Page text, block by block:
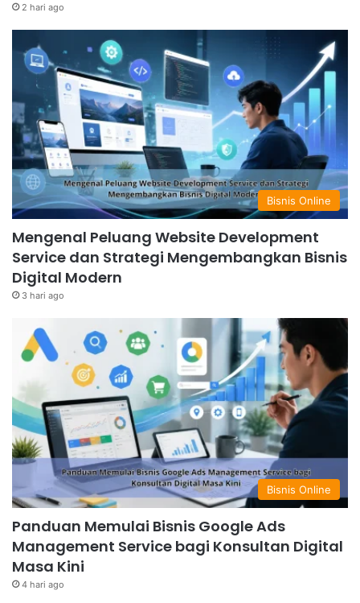
2 hari ago
Bisnis Online
Mengenal Peluang Website Development
Service dan Strategi Mengembangkan Bisnis
Digital Modern
3 hari ago
Bisnis Online
Panduan Memulai Bisnis Google Ads
Management Service bagi Konsultan Digital
Masa Kini
4 hari ago